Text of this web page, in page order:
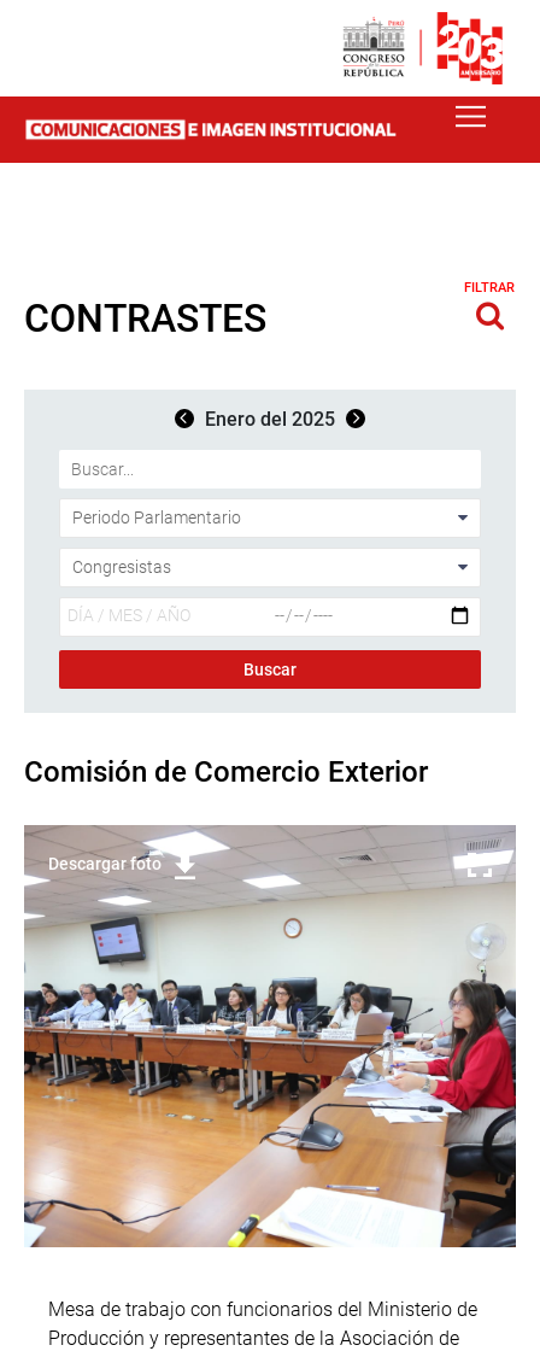
CONTRASTES
FILTRAR
Enero del 2025
Comisión de Comercio Exterior
Descargar foto
Mesa de trabajo con funcionarios del Ministerio de
Producción y representantes de la Asociación de